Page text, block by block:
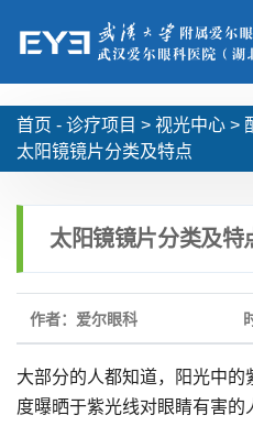
首页 - 诊疗项目 > 视光中心 >
太阳镜镜片分类及特点
太阳镜镜片分类及特
作者：爱尔眼科
大部分的人都知道，阳光中
度曝晒于紫光线对眼睛有害